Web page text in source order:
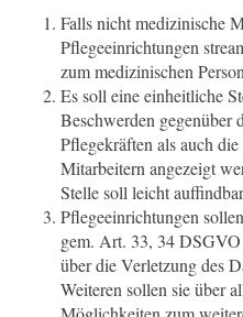
Falls nicht medizinische
Pflegeeinrichtungen
zum medizinischen
Es soll eine einheitliche
Beschwerden gegenüber
Pflegekräften als auch
Mitarbeitern angezeigt
Stelle soll leicht
Pflegeeinrichtungen
gem. Art. 33, 34
über die Verletzung des
Weiteren sollen sie über